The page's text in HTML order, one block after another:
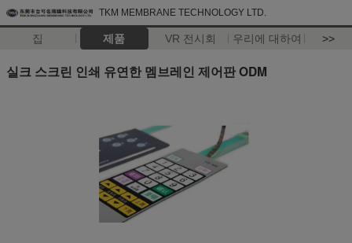
TKM MEMBRANE TECHNOLOGY LTD.
집 제품 VR 전시회 우리에 대하여 >>
실크 스크린 인쇄 유연한 멤브레인 제어판 ODM